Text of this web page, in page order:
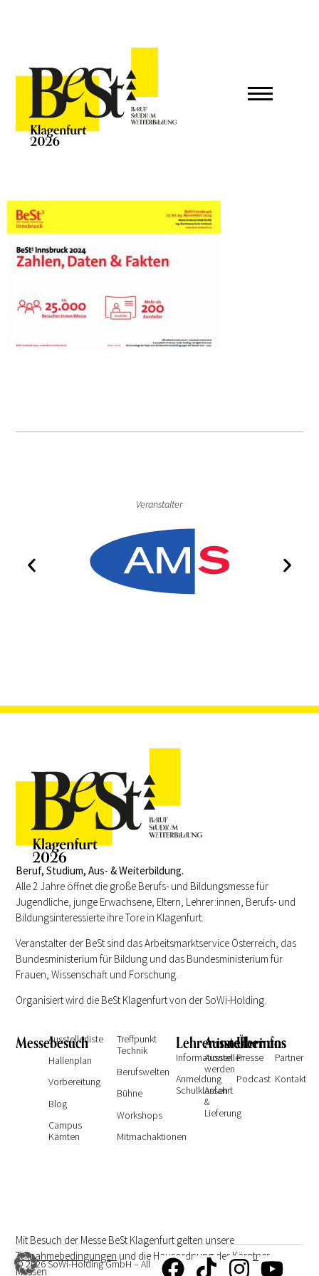
Veranstalter
Beruf, Studium, Aus- & Weiterbildung.
Alle 2 Jahre öffnet die große Berufs- und Bildungsmesse für
Jugendliche, junge Erwachsene, Eltern, Lehrer:innen, Berufs- und
Bildungsinteressierte ihre Tore in Klagenfurt.
Veranstalter der BeSt sind das Arbeitsmarktservice Österreich, das
Bundesministerium für Bildung und das Bundesministerium für
Frauen, Wissenschaft und Forschung.
Organisiert wird die BeSt Klagenfurt von der SoWi-Holding.
Messebesuch
Ausstellerliste
Hallenplan
Vorbereitung
Blog
Campus
Kärnten
Treffpunkt
Technik
Berufswelten
Bühne
Workshops
Mitmachaktionen
Lehrer:innen
Informationen
Anmeldung
Schulklassen
Ausstellerinfos
Aussteller
werden
Anfahrt
&
Lieferung
Über uns
Presse
Podcast
Partner
Kontakt
Mit Besuch der Messe BeSt Klagenfurt gelten unsere
Teilnahmebedingungen und die Hausordnung derKärntner
Messen
© 2026 SoWi-Holding GmbH – All